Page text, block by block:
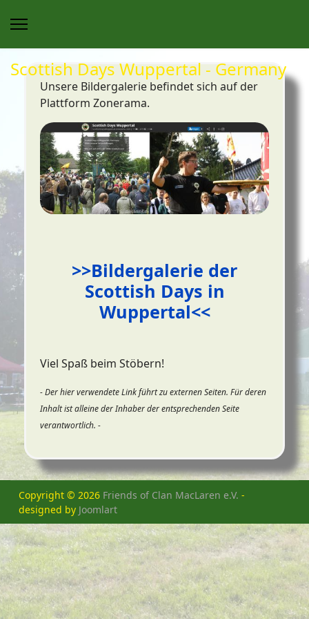
Scottish Days Wuppertal - Germany
Unsere Bildergalerie befindet sich auf der
Plattform Zonerama.
>>Bildergalerie der
Scottish Days in
Wuppertal<<
Viel Spaß beim Stöbern!
- Der hier verwendete Link führt zu externen Seiten. Für deren
Inhalt ist alleine der Inhaber der entsprechenden Seite
verantwortlich. -
Copyright © 2026 Friends of Clan MacLaren e.V. -
designed by Joomlart